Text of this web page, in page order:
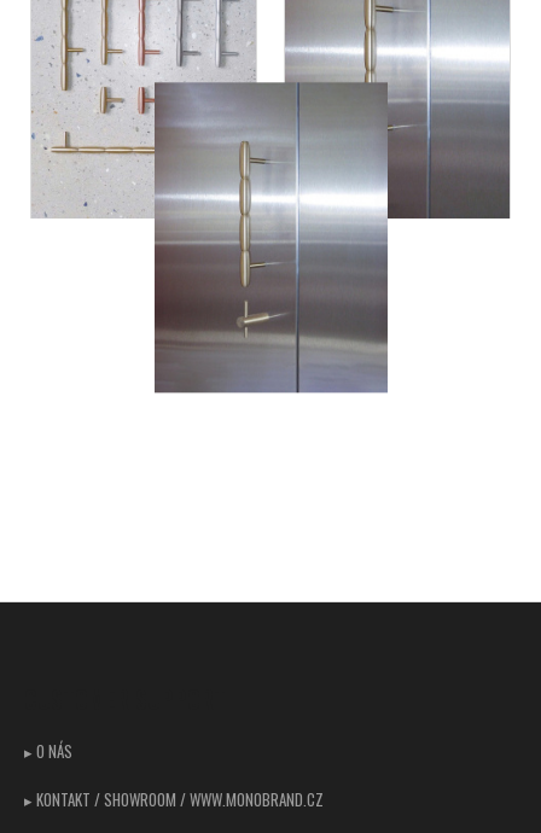
Z
▸ O NÁS
▸ KONTAKT / SHOWROOM / WWW.MONOBRAND.CZ